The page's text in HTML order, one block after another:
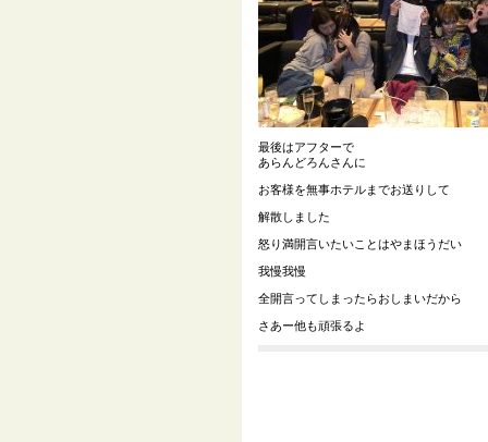
最後はアフターで
あらんどろんさんに
お客様を無事ホテルまでお送りして
解散しました
怒り満開言いたいことはやまほうだい
我慢我慢
全開言ってしまったらおしまいだから
さあー他も頑張るよ